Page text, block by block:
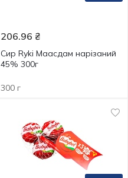
206.96 ₴
Сир Ryki Маасдам нарізаний
45% 300г
300 г